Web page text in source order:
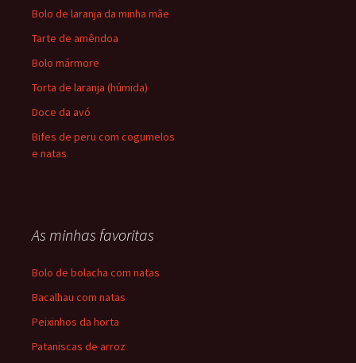
Bolo de laranja da minha mãe
Tarte de amêndoa
Bolo mármore
Torta de laranja (húmida)
Doce da avó
Bifes de peru com cogumelos
e natas
As minhas favoritas
Bolo de bolacha com natas
Bacalhau com natas
Peixinhos da horta
Pataniscas de arroz